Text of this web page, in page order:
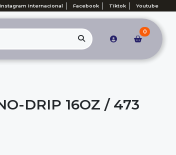
Instagram Internacional Facebook Tiktok Youtube
0
DRIP 16OZ / 473